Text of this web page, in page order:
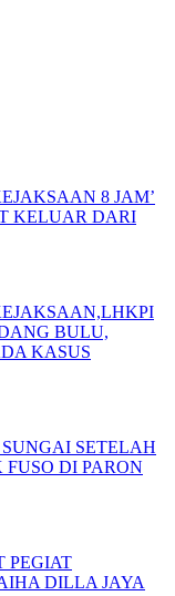
8 JAM’
KELUAR DARI
BULU,
KASUS
SETELAH
DI PARON
PEGIAT
DILLA JAYA